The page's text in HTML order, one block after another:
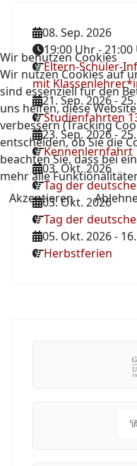
08. Sep. 2026
19:00 Uhr-21:00
Eltern-Schüler-
mit
21. Sep. 2026-
Studienfahrten
23. Sep. 2026-
Kennenlernfahrt
03. Okt. 2026
Tag der
03. Okt. 2026
Tag der
05. Okt. 2026-
Herbstferien
Wir benutzen Cookies
Wir nutzen Cookies auf
sind essenziell für den
uns helfen, diese
verbessern (Tracking
entscheiden, ob Sie die
beachten Sie, dass bei
mehr alle
Akzeptieren